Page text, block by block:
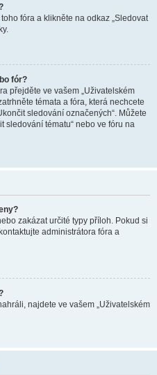
fóra a klikněte na odkaz „Sledovat
fór?
přejděte ve vašem „Uživatelském
témata a fóra, která nechcete
sledování označených“. Můžete
sledování tématu“ nebo ve fóru na
zakázat určité typy příloh. Pokud si
administrátora fóra a
najdete ve vašem „Uživatelském